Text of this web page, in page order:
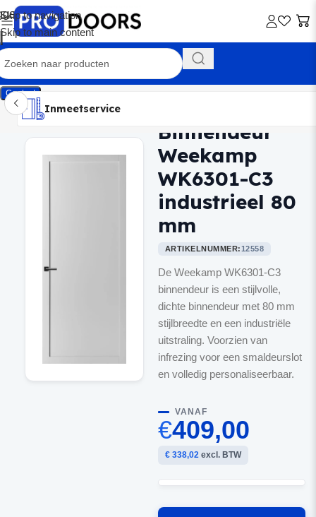
Skip to navigation
Skip to main content
Contact
Inmeetservice
Montageservice
Advies op maat
Showroom
Inmeetservice
Binnendeur
Weekamp
WK6301-C3
industrieel 80
mm
ARTIKELNUMMER:12558
De Weekamp WK6301-C3
binnendeur is een stijlvolle,
dichte binnendeur met 80 mm
stijlbreedte en een industriële
uitstraling. Voorzien van
infrezing voor een smaldeurslot
en volledig personaliseerbaar.
VANAF
€409,00
€ 338,02excl. BTW